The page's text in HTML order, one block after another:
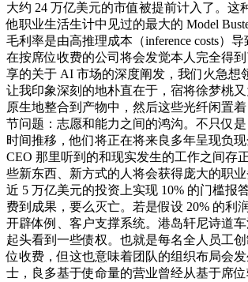
大约 24 万亿美元的市值被提前计入了。
他职业生活生计中见过的最大的 Model
毛利率是由高推理成本（inference costs）
在按席位收费的公司将会发觉本人完全得
享的关于 AI 市场的深度阐发，我们火急
让我印象深刻的地朴直在于，宿将徐梦桃
原生地整合到产物中，然后这些光纤闲置
节问题：志愿和能力之间的鸿沟。不只仅
时间推移，他们将正在将来良多年呈现负
CEO 那里听到的和现实发生的工作之间存
些新东西、新方式的人将会获得庞大的职
近 5 万亿美元的投资上实现 10% 的门槛
费到成果，要么灭亡。若是假设 20% 的利
开辟体例、客户支撑系统。港岛轩尼诗道
起头看到一些债权。也就是每名全人员工
位收费，但这也意味着团队的组织布局会
士，良多基于使命量的营业曾经从基于席